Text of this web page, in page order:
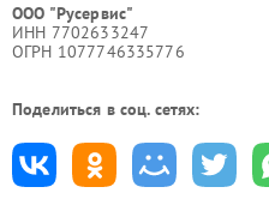
ООО "Русервис"
ИНН 7702633247
ОГРН 1077746335776
Поделиться в соц. сетях: